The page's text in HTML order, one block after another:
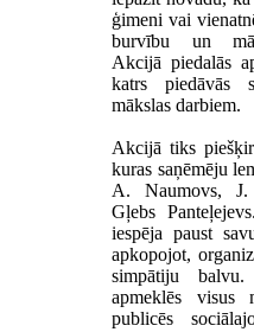
ģimeni vai
burvību un
Akcijā piedalās
katrs piedāvās
mākslas darbiem.
Akcijā tiks
kuras saņēmēju
A. Naumovs,
Gļebs
iespēja paust
apkopojot,
simpātiju
apmeklēs visus
publicēs